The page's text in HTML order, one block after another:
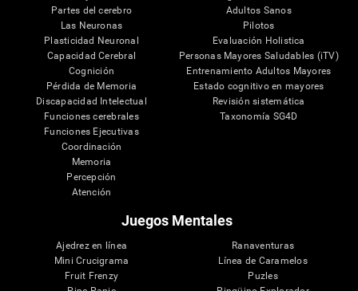
Partes del cerebro
Las Neuronas
Plasticidad Neuronal
Capacidad Cerebral
Cognición
Pérdida de Memoria
Discapacidad Intelectual
Funciones cerebrales
Funciones Ejecutivas
Coordinación
Memoria
Percepción
Atención
Adultos Sanos
Pilotos
Evaluación Holistica
Personas Mayores Saludables (iTV)
Entrenamiento Adultos Mayores
Estado cognitivo en mayores
Revisión sistemática
Taxonomía SG4D
Juegos Mentales
Ajedrez en línea
Mini Crucigrama
Fruit Frenzy
Ranaventuras
Línea de Caramelos
Puzles